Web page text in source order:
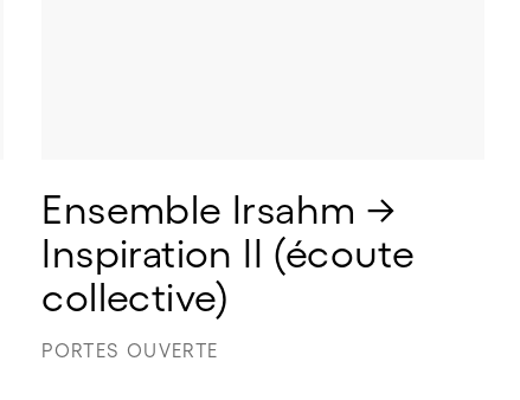
Ensemble Irsahm →
Inspiration II (écoute
collective)
PORTES OUVERTE